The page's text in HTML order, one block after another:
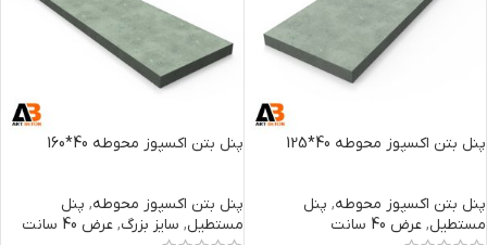
پنل بتن اکسپوز محوطه 40*125
پنل بتن اکسپوز محوطه, پنل
مستطیل, عرض 40 سانت
پنل بتن اکسپوز محوطه 40*160
پنل بتن اکسپوز محوطه, پنل
مستطیل, سایز بزرگ, عرض 40 سانت